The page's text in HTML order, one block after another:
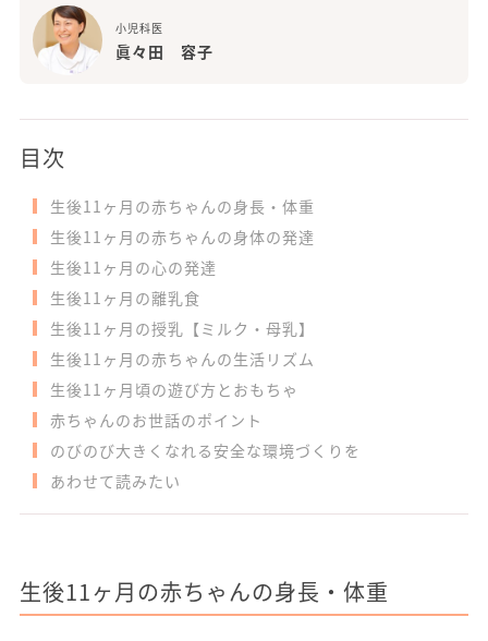
小児科医
眞々田 容子
目次
生後11ヶ月の赤ちゃんの身長・体重
生後11ヶ月の赤ちゃんの身体の発達
生後11ヶ月の心の発達
生後11ヶ月の離乳食
生後11ヶ月の授乳【ミルク・母乳】
生後11ヶ月の赤ちゃんの生活リズム
生後11ヶ月頃の遊び方とおもちゃ
赤ちゃんのお世話のポイント
のびのび大きくなれる安全な環境づくりを
あわせて読みたい
生後11ヶ月の赤ちゃんの身長・体重